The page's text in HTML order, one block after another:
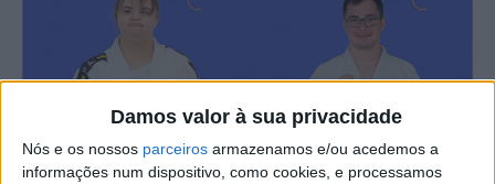
Damos valor à sua privacidade
Nós e os nossos parceiros armazenamos e/ou acedemos a
informações num dispositivo, como cookies, e processamos